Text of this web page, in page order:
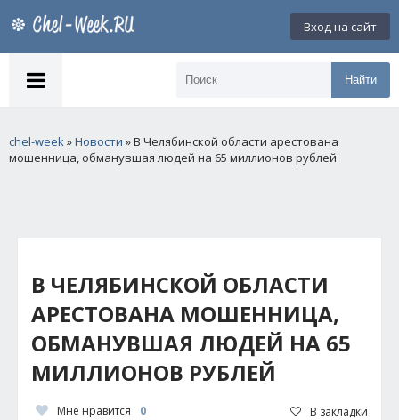
Вход на сайт
Найти
chel-week»Новости » В Челябинской области арестована
мошенница, обманувшая людей на 65 миллионов рублей
В ЧЕЛЯБИНСКОЙ ОБЛАСТИ
АРЕСТОВАНА МОШЕННИЦА,
ОБМАНУВШАЯ ЛЮДЕЙ НА 65
МИЛЛИОНОВ РУБЛЕЙ
Мне нравится 0 В закладки